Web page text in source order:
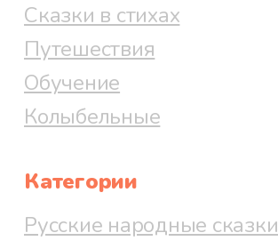
Сказки в стихах
Путешествия
Обучение
Колыбельные
Категории
Русские народные сказки